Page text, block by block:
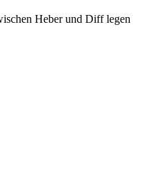
Heber und Diff legen